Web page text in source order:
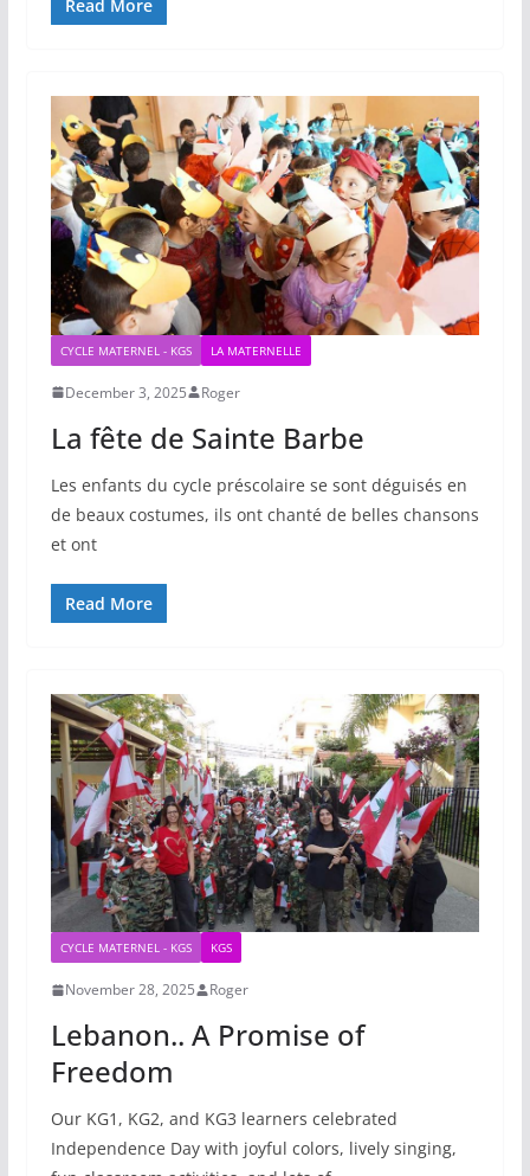
Read More
CYCLE MATERNEL - KGS LA MATERNELLE
December 3, 2025 Roger
La fête de Sainte Barbe
Les enfants du cycle préscolaire se sont déguisés en
de beaux costumes, ils ont chanté de belles chansons
et ont
Read More
CYCLE MATERNEL - KGS KGS
November 28, 2025 Roger
Lebanon.. A Promise of
Freedom
Our KG1, KG2, and KG3 learners celebrated
Independence Day with joyful colors, lively singing,